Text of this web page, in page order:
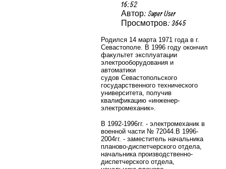
16:52
Автор: Super User
Просмотров: 3645
Родился 14 марта 1971 года в г.
Севастополе. В 1996 году окончил
факультет эксплуатации
электрооборудования и
автоматики
судов Севастопольского
государственного технического
университета, получив
квалификацию «инженер-
электромеханик».
В 1992-1996гг. - электромеханик в
военной части № 72044. В 1996-
2004гг. - заместитель начальника
планово-диспетчерского отдела,
начальника производственно-
диспетчерского отдела,